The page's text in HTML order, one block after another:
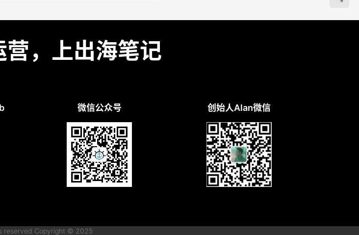
，上出海笔记
微信公众号 创始人Alan微信
reserved Copyright © 2025